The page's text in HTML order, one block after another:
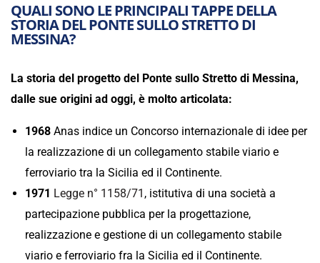
QUALI SONO LE PRINCIPALI TAPPE DELLA
STORIA DEL PONTE SULLO STRETTO DI
MESSINA?
La storia del progetto del Ponte sullo Stretto di Messina,
dalle sue origini ad oggi, è molto articolata:
1968 Anas indice un Concorso internazionale di idee per
la realizzazione di un collegamento stabile viario e
ferroviario tra la Sicilia ed il Continente.
1971 Legge n° 1158/71 , istitutiva di una società a
partecipazione pubblica per la progettazione,
realizzazione e gestione di un collegamento stabile
viario e ferroviario fra la Sicilia ed il Continente.